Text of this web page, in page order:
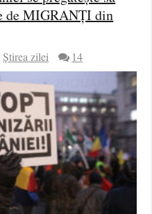
de MIGRANȚI din
Știrea zilei 14